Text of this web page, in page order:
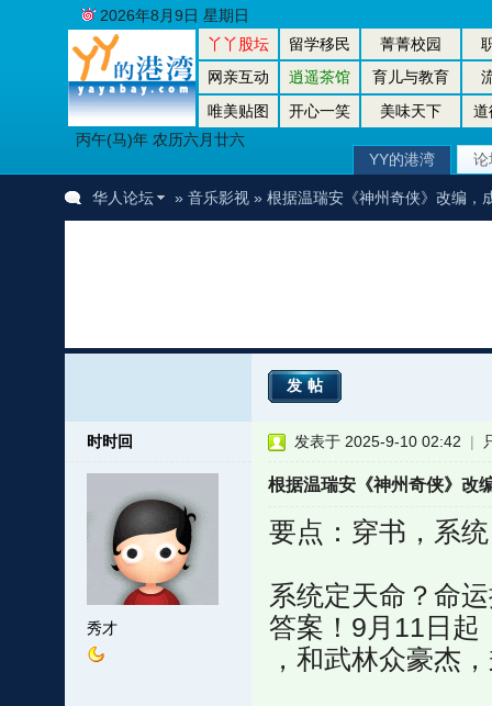
丫丫股坛 留学移民 菁菁校园
网亲互动
逍遥茶馆 育儿与教育
唯美贴图
开心一笑 美味天下
道
丙午(马)年 农历六月廿六
2026年8月9日 星期日
YY的港湾 论
华人论坛 » 音乐影视» 根据温瑞安《神州奇侠》改编，
发帖
时时回
秀才
发表于 2025-9-10 02:42 |
根据温瑞安《神州奇侠》改
要点：穿书，系
系统定天命？命
答案！9月11日起
，和武林众豪杰